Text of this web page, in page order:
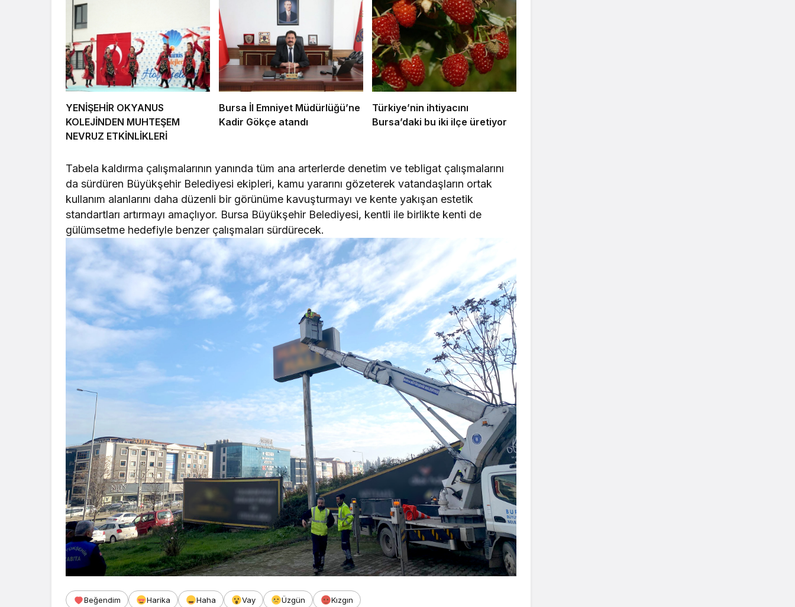
YENİŞEHİR OKYANUS
KOLEJİNDEN MUHTEŞEM
NEVRUZ ETKİNLİKLERİ
Bursa İl Emniyet Müdürlüğü’ne
Kadir Gökçe atandı
Türkiye’nin ihtiyacını
Bursa’daki bu iki ilçe üretiyor
Tabela kaldırma çalışmalarının yanında tüm ana arterlerde denetim ve tebligat çalışmalarını
da sürdüren Büyükşehir Belediyesi ekipleri, kamu yararını gözeterek vatandaşların ortak
kullanım alanlarını daha düzenli bir görünüme kavuşturmayı ve kente yakışan estetik
standartları artırmayı amaçlıyor. Bursa Büyükşehir Belediyesi, kentli ile birlikte kenti de
gülümsetme hedefiyle benzer çalışmaları sürdürecek.
Beğendim Harika Haha Vay Üzgün Kızgın